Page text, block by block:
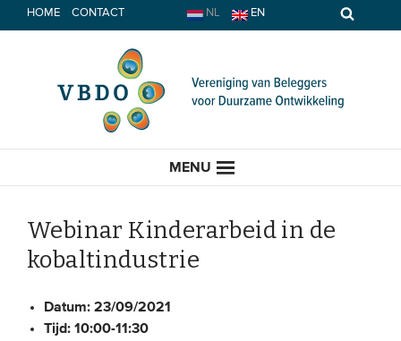
Spring
naar
HOME CONTACT NL EN
MENU
HOME
Webinar Kinderarbeid in de
kobaltindustrie
Datum:23/09/2021
Tijd:10:00-11:30